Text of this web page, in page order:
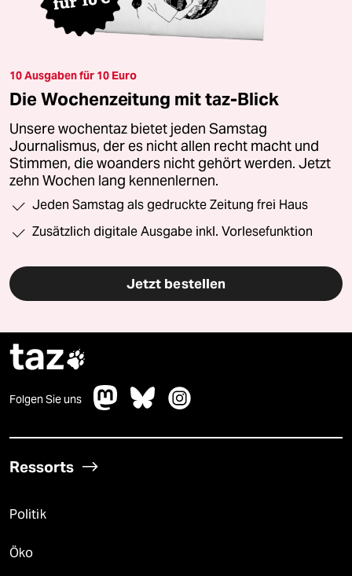
10 Ausgaben für 10 Euro
Die Wochenzeitung mit taz-Blick
Unsere wochentaz bietet jeden Samstag
Journalismus, der es nicht allen recht macht und
Stimmen, die woanders nicht gehört werden. Jetzt
zehn Wochen lang kennenlernen.
Jeden Samstag als gedruckte Zeitung frei Haus
Zusätzlich digitale Ausgabe inkl. Vorlesefunktion
Jetzt bestellen
taz
Folgen Sie uns
Ressorts
Politik
Öko